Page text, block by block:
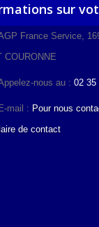
sur
France Service,
COURONNE
nous au : 02 35
E-mail : Pour nous
de contact